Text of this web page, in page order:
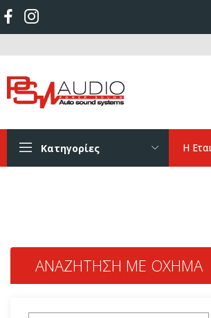
Κατηγορίες Η
ΑΝΑΖΉΤΗΣΗ ΜΕ ΌΧΗΜΑ